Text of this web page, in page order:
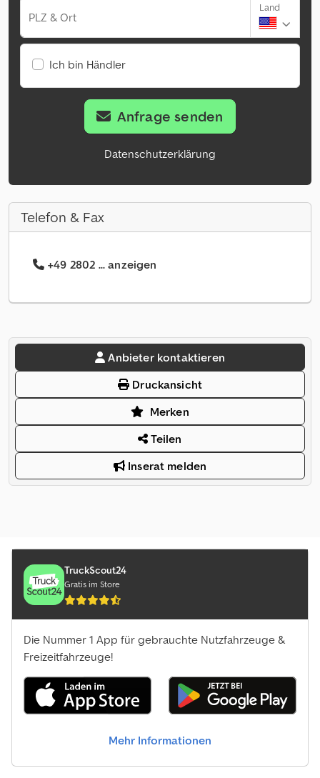
PLZ & Ort
Land
Ich bin Händler
Anfrage senden
Datenschutzerklärung
Telefon & Fax
+49 2802 ... anzeigen
Anbieter kontaktieren
Druckansicht
Merken
Teilen
Inserat melden
TruckScout24
Gratis im Store
Die Nummer 1 App für gebrauchte Nutzfahrzeuge &
Freizeitfahrzeuge!
Mehr Informationen